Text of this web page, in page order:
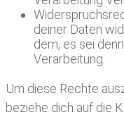
deiner Daten
dem, es sei
Verarbeitung.
Um diese Rechte
beziehe dich auf die